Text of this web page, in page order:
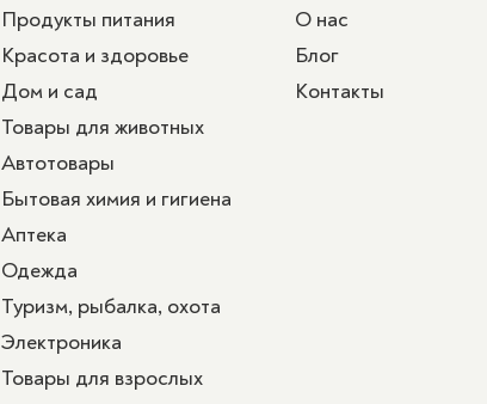
Продукты питания
Красота и здоровье
Дом и сад
Товары для животных
Автотовары
Бытовая химия и гигиена
Аптека
Одежда
Туризм, рыбалка, охота
Электроника
Товары для взрослых
О нас
Блог
Контакты